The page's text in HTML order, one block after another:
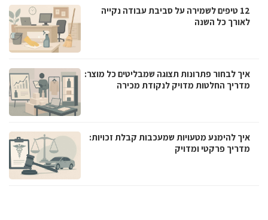
12 טיפים לשמירה על סביבת עבודה נקייה
לאורך כל השנה
איך לבחור פתרונות תצוגה שמבליטים כל מוצר:
מדריך החלטות מדויק לנקודת מכירה
איך להימנע מטעויות שמעכבות קבלת זכויות:
מדריך פרקטי ומדויק